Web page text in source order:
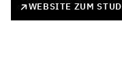
WEBSITE ZUM